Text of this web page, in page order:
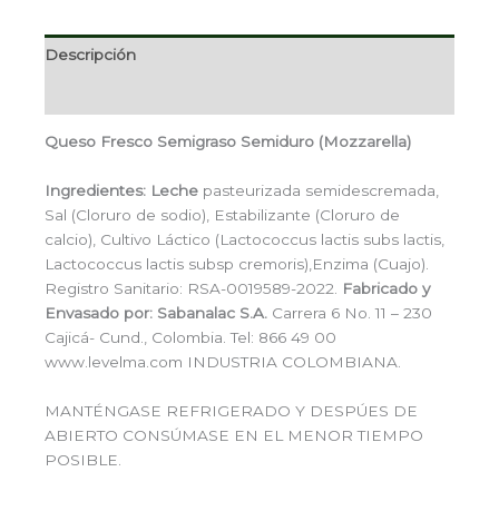
Descripción
Queso Fresco Semigraso Semiduro (Mozzarella)
Ingredientes: Leche pasteurizada semidescremada,
Sal (Cloruro de sodio), Estabilizante (Cloruro de
calcio), Cultivo Láctico (Lactococcus lactis subs lactis,
Lactococcus lactis subsp cremoris),Enzima (Cuajo).
Registro Sanitario: RSA-0019589-2022.
Fabricado y
Envasado por: Sabanalac S.A. Carrera 6 No. 11 – 230
Cajicá- Cund., Colombia. Tel: 866 49 00
www.levelma.com INDUSTRIA COLOMBIANA.
MANTÉNGASE REFRIGERADO Y DESPÚES DE
ABIERTO CONSÚMASE EN EL MENOR TIEMPO
POSIBLE.